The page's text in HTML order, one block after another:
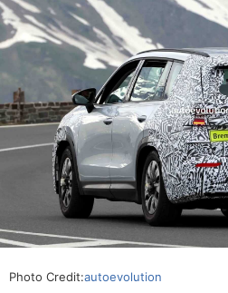
Photo Credit:autoevolution